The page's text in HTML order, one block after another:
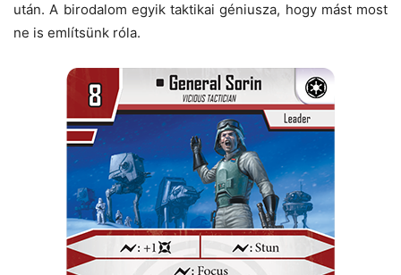
után. A birodalom egyik taktikai géniusza, hogy mást most
ne is említsünk róla.